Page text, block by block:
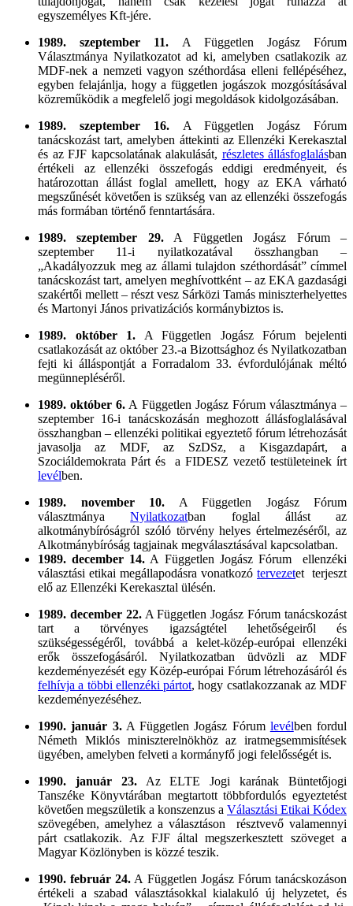
egyszemélyes Kft-jére.
1989. szeptember 11. A Független Jogász Fórum
Választmánya Nyilatkozatot ad ki, amelyben csatlakozik az
MDF-nek a nemzeti vagyon széthordása elleni fellépéséhez,
egyben felajánlja, hogy a független jogászok mozgósításával
közreműködik a megfelelő jogi megoldások kidolgozásában.
1989. szeptember 16. A Független Jogász Fórum
tanácskozást tart, amelyben áttekinti az Ellenzéki Kerekasztal
és az FJF kapcsolatának alakulását, részletes állásfoglalásban
értékeli az ellenzéki összefogás eddigi eredményeit, és
határozottan állást foglal amellett, hogy az EKA várható
megszűnését követően is szükség van az ellenzéki összefogás
más formában történő fenntartására.
1989. szeptember 29.A Független Jogász Fórum –
szeptember 11-i nyilatkozatával összhangban –
„Akadályozzuk meg az állami tulajdon széthordását” címmel
tanácskozást tart, amelyen meghívottként – az EKA gazdasági
szakértői mellett – részt vesz Sárközi Tamás miniszterhelyettes
és Martonyi János privatizációs kormánybiztos is.
1989. október 1. A Független Jogász Fórum bejelenti
csatlakozását az október 23.-a Bizottsághoz és Nyilatkozatban
fejti ki álláspontját a Forradalom 33. évfordulójának méltó
megünnepléséről.
1989. október 6. A Független Jogász Fórum választmánya –
szeptember 16-i tanácskozásán meghozott állásfoglalásával
összhangban – ellenzéki politikai egyeztető fórum létrehozását
javasolja az MDF, az SzDSz, a Kisgazdapárt, a
Szociáldemokrata Párt és a FIDESZ vezető testületeinek írt
levélben.
1989. november 10. A Független Jogász Fórum
választmányaNyilatkozatban foglal állást az
alkotmánybíróságról szóló törvény helyes értelmezéséről, az
Alkotmánybíróság tagjainak megválasztásával kapcsolatban.
1989. december 14. A Független Jogász Fórum ellenzéki
választási etikai megállapodásra vonatkozó tervezetet terjeszt
elő az Ellenzéki Kerekasztal ülésén.
1989. december 22.A Független Jogász Fórum tanácskozást
tart a törvényes igazságtétel lehetőségeiről és
szükségességéről, továbbá a kelet-közép-európai ellenzéki
erők összefogásáról. Nyilatkozatban üdvözli az MDF
kezdeményezését egy Közép-európai Fórum létrehozásáról és
felhívja a többi ellenzéki pártot, hogy csatlakozzanak az MDF
kezdeményezéséhez.
1990. január 3.A Független Jogász Fórum levélben fordul
Németh Miklós miniszterelnökhöz az iratmegsemmisítések
ügyében, amelyben felveti a kormányfő jogi felelősségét is.
1990. január 23.Az ELTE Jogi karának Büntetőjogi
Tanszéke Könyvtárában megtartott többfordulós egyeztetést
követően megszületik a konszenzus a Választási Etikai Kódex
szövegében, amelyhez a választáson résztvevő valamennyi
párt csatlakozik. Az FJF által megszerkesztett szöveget a
Magyar Közlönyben is közzé teszik.
1990. február 24. A Független Jogász Fórum tanácskozáson
értékeli a szabad választásokkal kialakuló új helyzetet, és